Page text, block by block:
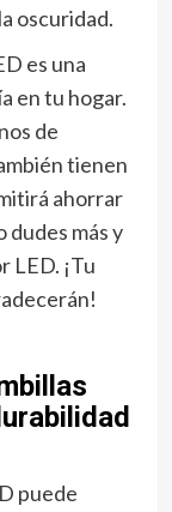
oscuridad.
es una
en tu hogar.
de
tienen
ahorrar
dudes más y
LED. ¡Tu
puede